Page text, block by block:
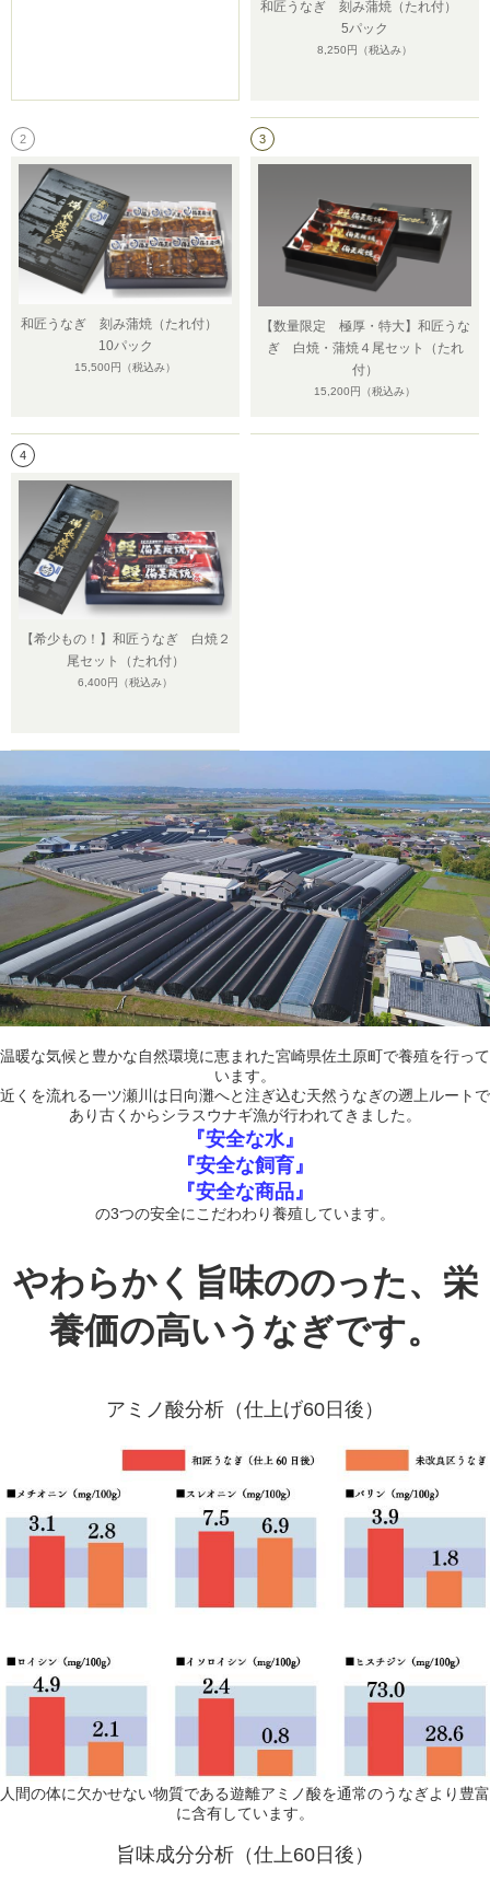
和匠うなぎ 刻み蒲焼（たれ付）
5パック
8,250円 （税込み）
2
和匠うなぎ 刻み蒲焼（たれ付）
10パック
15,500円 （税込み）
3
【数量限定 極厚・特大】和匠うな
ぎ 白焼・蒲焼４尾セット（たれ
付）
15,200円 （税込み）
4
【希少もの！】和匠うなぎ 白焼２
尾セット（たれ付）
6,400円 （税込み）
温暖な気候と豊かな自然環境に恵まれた宮崎県佐土原町で養殖を行って
います。
近くを流れる一ツ瀬川は日向灘へと注ぎ込む天然うなぎの遡上ルートで
あり古くからシラスウナギ漁が行われてきました。
『安全な水』
『安全な飼育』
『安全な商品』
の3つの安全にこだわわり養殖しています。
やわらかく旨味ののった、栄
養価の高いうなぎです。
アミノ酸分析（仕上げ60日後）
人間の体に欠かせない物質である遊離アミノ酸を通常のうなぎより豊富
に含有しています。
旨味成分分析（仕上60日後）